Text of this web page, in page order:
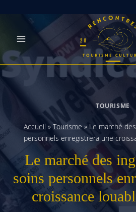
content
TOURISME
Accueil »Tourisme » Le marché
personnels enregistrera une
Le marché des
soins personnels
croissance